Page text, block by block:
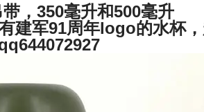
，350毫升和500毫升
建军91周年logo的水杯，